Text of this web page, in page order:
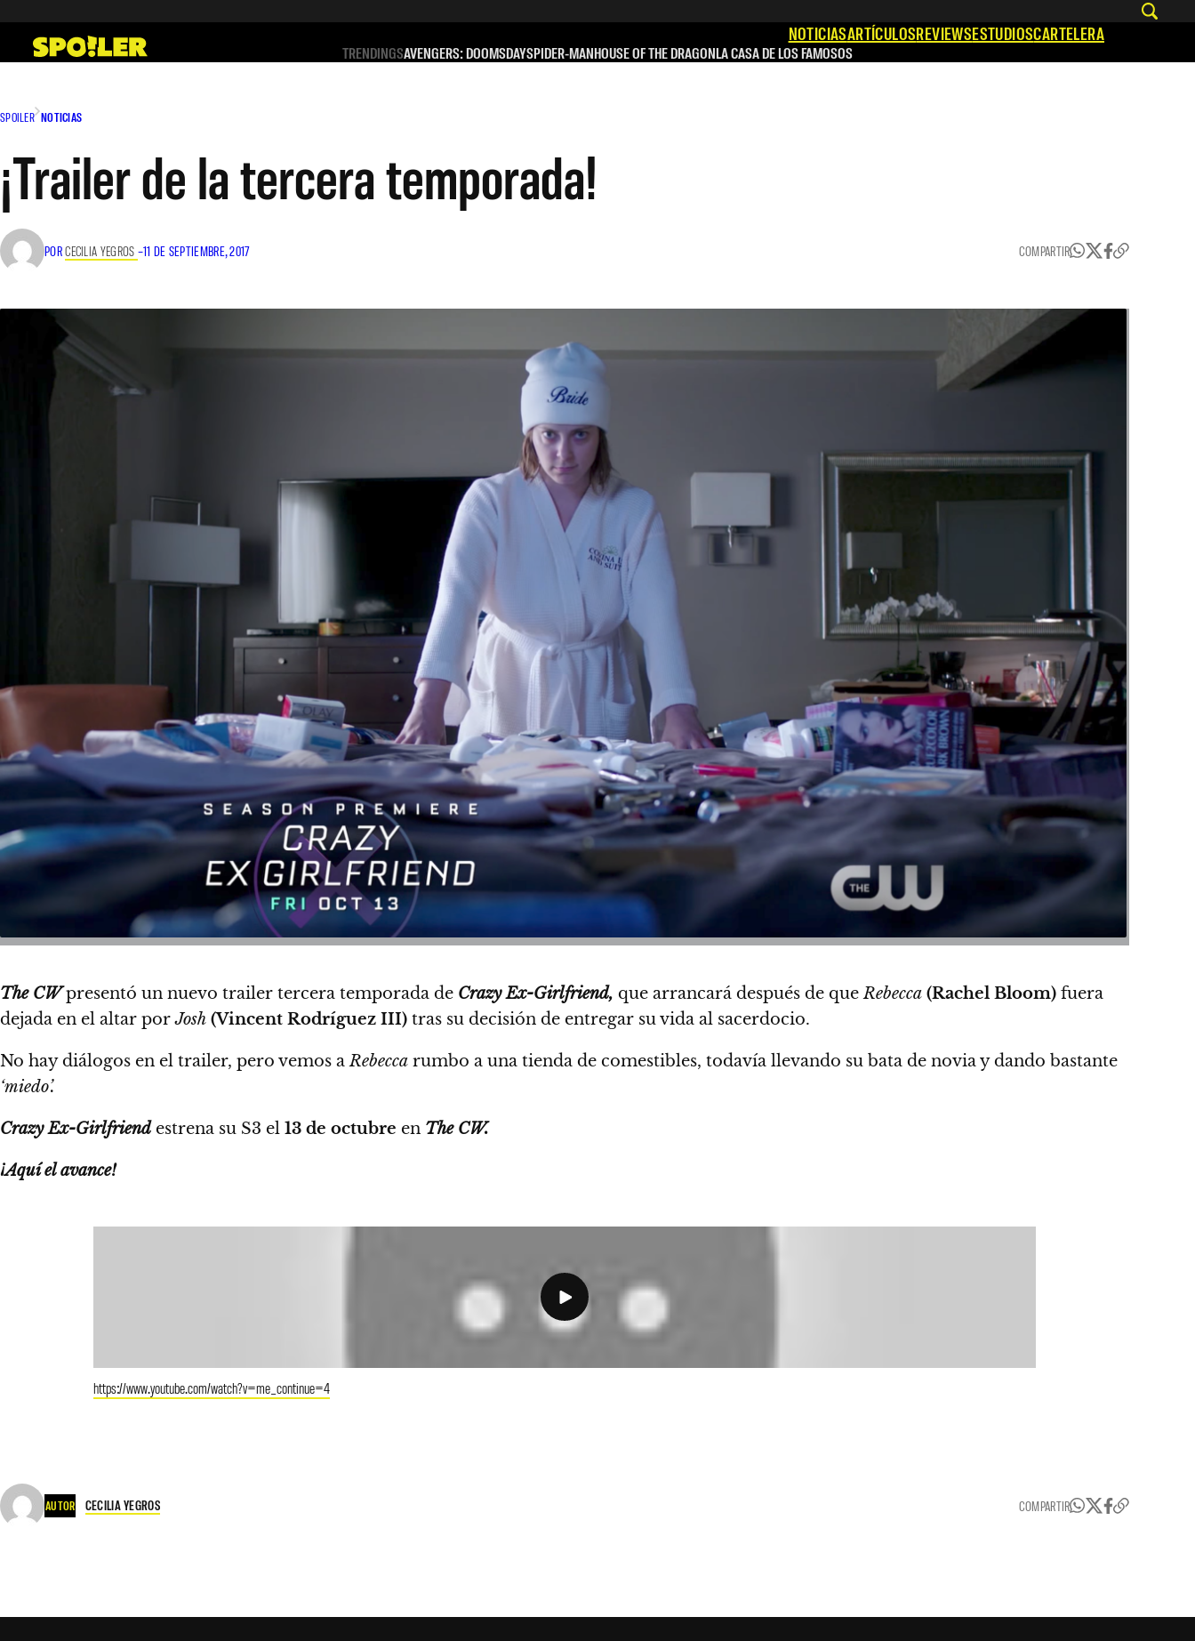
contenido
NOTICIASARTÍCULOSREVIEWSESTUDIOSCARTELERA
TRENDINGSAVENGERS: DOOMSDAYSPIDER-MANHOUSE OF THE DRAGONLA CASA DE LOS FAMOSOS
SPOILER NOTICIAS
¡Trailer de la tercera temporada!
PORCECILIA YEGROS –11 DE SEPTIEMBRE, 2017 COMPARTIR
The CWpresentó un nuevo trailer tercera temporada de Crazy Ex-Girlfriend, que arrancará después de queRebecca (Rachel Bloom) fuera
dejada en el altar porJosh (Vincent Rodríguez III) tras su decisión de entregar su vida al sacerdocio.
No hay diálogos en el trailer, pero vemos aRebecca rumbo a una tienda de comestibles, todavía llevando su bata de noviay dando bastante
‘miedo’.
Crazy Ex-Girlfriend estrena su S3 el 13 de octubre en The CW.
¡Aquí el avance!
https://www.youtube.com/watch?v=me_continue=4
AUTOR CECILIA YEGROS COMPARTIR